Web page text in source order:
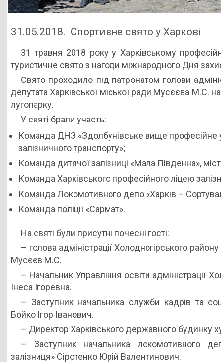
31.05.2018. Спортивне свято у Харкові
31 травня 2018 року у Харківському
туристичне свято з нагоди міжнародного Дня
Свято проходило під патронатом голови
депутата Харківської міської ради Мусєєва М.С.
лугопарку.
У святі брали участь:
Команда ДНЗ «Здолбунівське вище професійне
залізничного транспорту»;
Команда дитячої залізниці «Мала Південна»,
Команда Харківського професійного ліцею
Команда Локомотивного депо «Харків –
Команда поліції «Сармат».
На святі були присутні почесні гості:
– голова адміністрації Холодногірського
Мусєєв М.С.
– Начальник Управління освіти адміністрації
Інеса Ігоревна.
– Заступник начальника служби кадрів та
Бойко Ігор Іванович.
– Директор Харківського державного будинку
– Заступник начальника локомотивного
залізниця» Сіротенко Юрій Валентинович.